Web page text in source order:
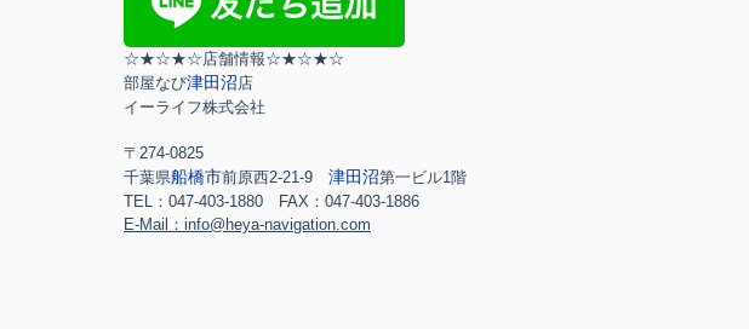
☆★☆★☆店舗情報☆★☆★☆
部屋なび津田沼店
イーライフ株式会社
〒274-0825
千葉県船橋市前原西2-21-9 津田沼第一ビル1階
TEL：047-403-1880 FAX：047-403-1886
E-Mail：info@heya-navigation.com